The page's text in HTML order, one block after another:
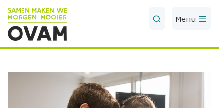
Skip to Main Content
Menu